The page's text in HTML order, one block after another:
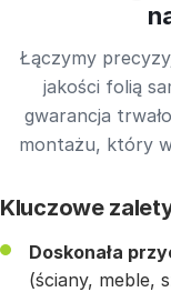
Łączymy
jakości folią
gwarancja
montażu, który
Kluczowe
Doskonała
(ściany, meble,